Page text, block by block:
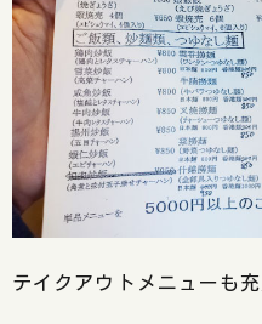
テイクアウトメニューも充